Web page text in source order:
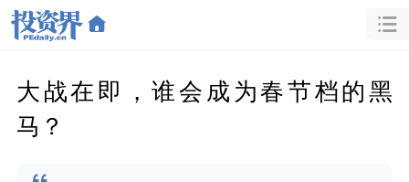
大战在即，谁会成为春节档的黑
马？